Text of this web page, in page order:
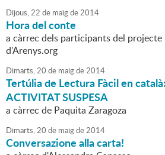
Dijous,22 de maigde2014
Hora del conte
a càrrec dels participants del projecte
d'Arenys.org
Dimarts,20 de maigde2014
Tertúlia de Lectura Fàcil en
ACTIVITAT SUSPESA
a càrrec de Paquita Zaragoza
Dimarts,20 de maigde2014
Conversazione alla carta!